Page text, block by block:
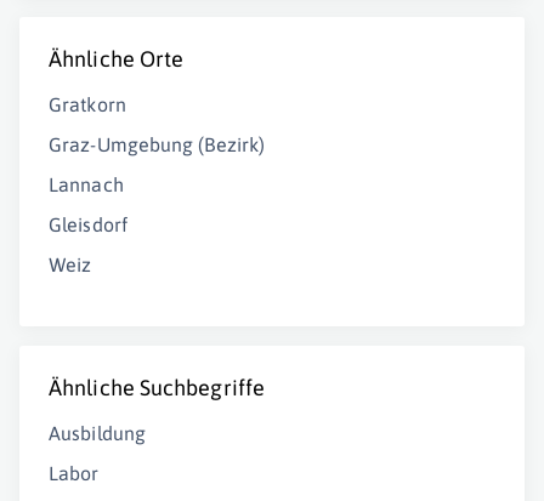
Ähnliche Orte
Gratkorn
Graz-Umgebung (Bezirk)
Lannach
Gleisdorf
Weiz
Ähnliche Suchbegriffe
Ausbildung
Labor